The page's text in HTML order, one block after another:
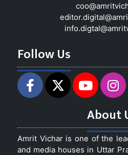
Follow Us
About
Amrit Vichar is one of the
and media houses in Uttar